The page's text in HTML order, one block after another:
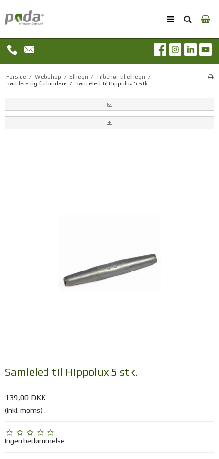
Forside / Webshop / Elhegn / Tilbehør til elhegn /
Samlere og forbindere / Samleled til Hippolux 5 stk.
Samleled til Hippolux 5 stk.
139,00 DKK
(inkl. moms)
Ingen bedømmelse